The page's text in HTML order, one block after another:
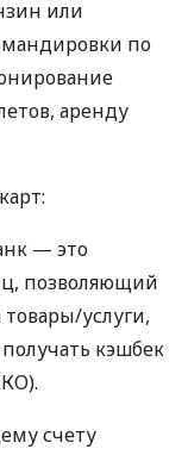
или
по
аренду
— это
позволяющий
товары/услуги,
кэшбек
счету